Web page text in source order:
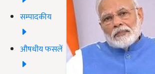
सम्पादकीय
औषधीय फसलें